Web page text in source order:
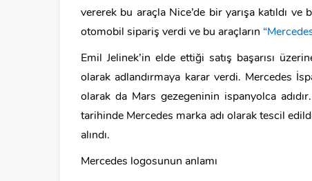
vererek bu araçla Nice’de bir yarışa katıldı
otomobil sipariş verdi ve bu araçların
Emil Jelinek’in elde ettiği satış başarısı
olarak adlandırmaya karar verdi. Mercedes
olarak da Mars gezegeninin ispanyolca
tarihinde Mercedes marka adı olarak tescil
alındı.
Mercedes logosunun anlamı